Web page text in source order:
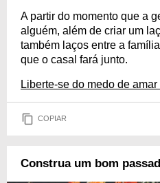
A partir do momento que a
alguém, além de criar um
também laços entre a
que o casal fará junto.
Liberte-se do medo de
COPIAR
Construa um bom